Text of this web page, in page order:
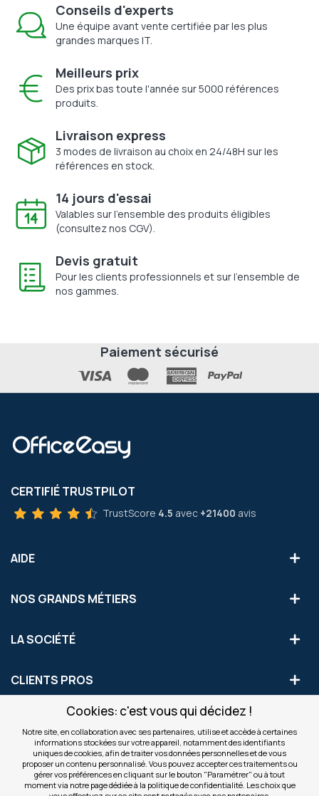
Cookies: c'est vous qui décidez !
Notre site, en collaboration avec ses partenaires, utilise et accède à certaines
informations stockées sur votre appareil, notamment des identifiants
uniques de cookies, afin de traiter vos données personnelles et de vous
proposer un contenu personnalisé. Vous pouvez accepter ces traitements ou
gérer vos préférences en cliquant sur le bouton "Paramétrer" ou à tout
moment via notre page dédiée à la politique de confidentialité. Les choix que
Conseils d'experts
Une équipe avant vente certifiée par les plus
grandes marques IT.
Meilleurs prix
Des prix bas toute l'année sur 5000 références
produits.
Livraison express
3 modes de livraison au choix en 24/48H sur les
références en stock.
14 jours d'essai
Valables sur l'ensemble des produits éligibles
(consultez nos CGV).
Devis gratuit
Pour les clients professionnels et sur l'ensemble de
nos gammes.
Paiement sécurisé
CERTIFIÉ TRUSTPILOT
TrustScore 4.5 avec +21400 avis
AIDE
NOS GRANDS MÉTIERS
LA SOCIÉTÉ
CLIENTS PROS
S'INSCRIRE AUX OFFRES COMMERCIALES
Inscription
notre
newsletter
Valider